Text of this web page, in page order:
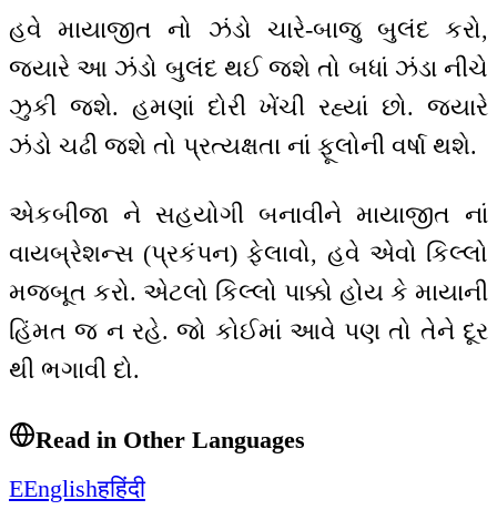
હવે માયાજીત નો ઝંડો ચારે-બાજુ બુલંદ કરો,
જ્યારે આ ઝંડો બુલંદ થઈ જશે તો બધાં ઝંડા નીચે
ઝુકી જશે. હમણાં દોરી ખેંચી રહ્યાં છો. જ્યારે
ઝંડો ચઢી જશે તો પ્રત્યક્ષતા નાં ફૂલોની વર્ષા થશે.
એકબીજા ને સહયોગી બનાવીને માયાજીત નાં
વાયબ્રેશન્સ (પ્રકંપન) ફેલાવો, હવે એવો કિલ્લો
મજબૂત કરો. એટલો કિલ્લો પાક્કો હોય કે માયાની
હિંમત જ ન રહે. જો કોઈમાં આવે પણ તો તેને દૂર
થી ભગાવી દો.
Read in Other Languages
EEnglishहहिंदी